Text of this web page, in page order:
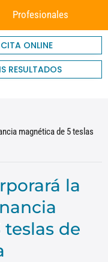
Profesionales
CITA ONLINE
RESULTADOS
magnética de 5 teslas
la
de